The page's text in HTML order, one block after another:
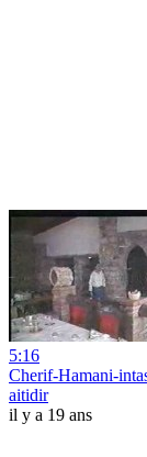
5:16
Cherif-Hamani-
aitidir
il y a 19 ans